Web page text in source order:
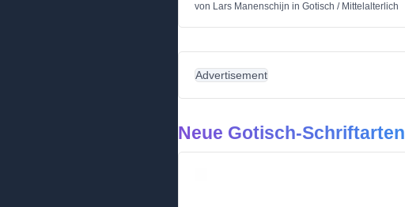
von Lars Manenschijn in Gotisch / Mittelalterlich
Advertisement
Neue Gotisch-Schriftarten